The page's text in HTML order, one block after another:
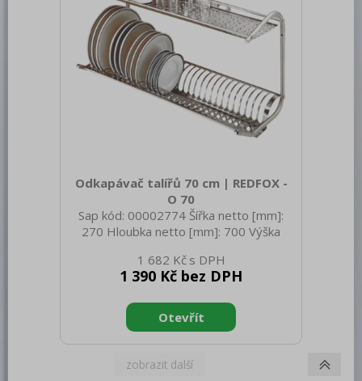
Chlazení
Mycí program
Salamandry
Regálový systém
vodní lázně
Redfox
REDFOX 900
Odkapávač talířů 70 cm | REDFOX -
O 70
Sap kód: 00002774 Šířka netto [mm]:
270 Hloubka netto [mm]: 700 Výška
1.60 Šířka brutto [mm]: 300 Hloubka
brutto [mm]: 720 Výška brutto [mm]:
1 682 Kč
1 390 Kč bez DPH